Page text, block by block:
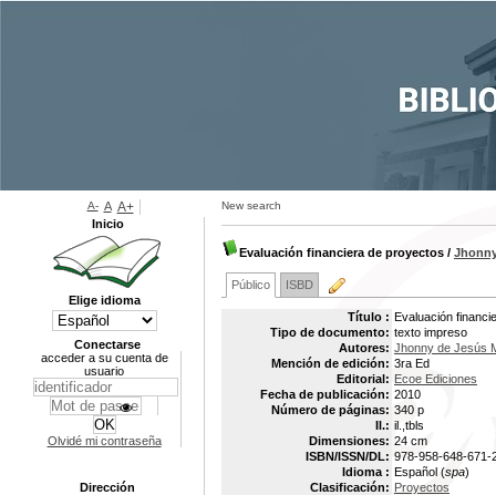
New search
Evaluación financiera de proyectos /
Público ISBD
Título : Evaluación
Tipo de documento: texto impreso
Autores: Jhonny de Jesús
Mención de edición: 3ra Ed
Editorial: Ecoe Ediciones
Fecha de publicación: 2010
Número de páginas: 340 p
Il.: il.,tbls
Dimensiones: 24 cm
ISBN/ISSN/DL: 978-958-648-671-
Idioma : Español (spa)
Clasificación: Proyectos
A- A A+
Inicio
Elige idioma
Conectarse
acceder a su cuenta de
usuario
Olvidé mi contraseña
Dirección